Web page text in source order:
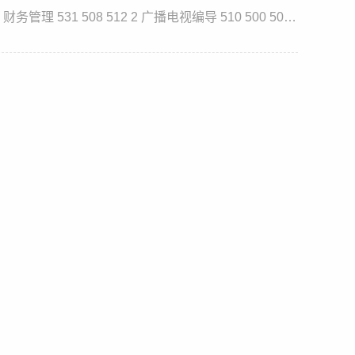
省内文史类： 序号 招生专业 最高分 最低分 平均分 1 财务管理 531 508 512 2 广播电视编导 510 500 502 3 国际经济与贸易 511 503 505 4 酒店管理 509 500 503 5 旅游管理 511 500 502 6 人力资源管理 511 500 504...